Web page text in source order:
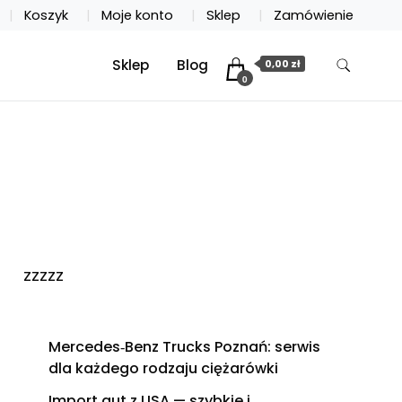
Koszyk Moje konto Sklep Zamówienie
Sklep Blog
0
0,00 zł
zzzzz
Mercedes‑Benz Trucks Poznań: serwis
dla każdego rodzaju ciężarówki